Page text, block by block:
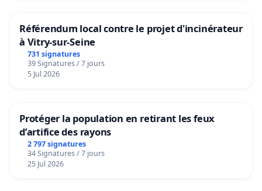
Référendum local contre le projet d'incinérateur
à Vitry-sur-Seine
731 signatures
39 Signatures / 7 jours
5 Jul 2026
Protéger la population en retirant les feux
d’artifice des rayons
2 797 signatures
34 Signatures / 7 jours
25 Jul 2026